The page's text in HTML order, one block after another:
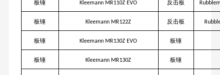
板锤 Kleemann MR110Z EVO 反击板
板锤 Kleemann MR122Z 反击板
板锤 Kleemann MR130Z EVO 板锤
板锤 Kleemann MR130Z 板锤